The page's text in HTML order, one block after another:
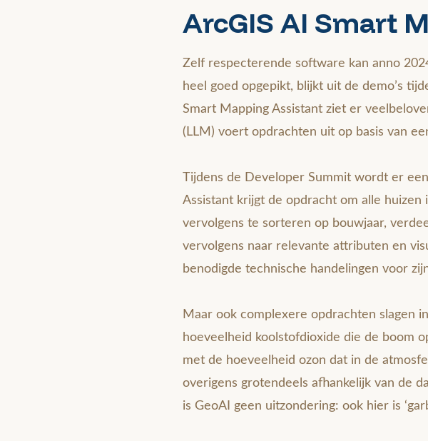
ArcGIS AI Smart
Zelf respecterende software kan anno
heel goed opgepikt, blijkt uit de demo’s
Smart Mapping Assistant ziet er
(LLM) voert opdrachten uit op basis van
Tijdens de Developer Summit wordt er
Assistant krijgt de opdracht om alle
vervolgens te sorteren op bouwjaar,
vervolgens naar relevante attributen en
benodigde technische handelingen voor
Maar ook complexere opdrachten slagen
hoeveelheid koolstofdioxide die de boom
met de hoeveelheid ozon dat in de
overigens grotendeels afhankelijk van de
is GeoAI geen uitzondering: ook hier is